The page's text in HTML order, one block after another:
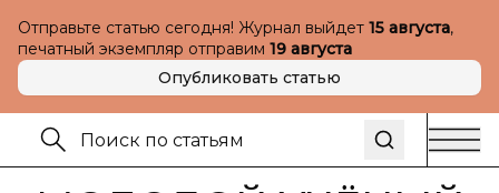
Отправьте статью сегодня! Журнал выйдет 15 августа,
печатный экземпляр отправим 19 августа
Опубликовать статью